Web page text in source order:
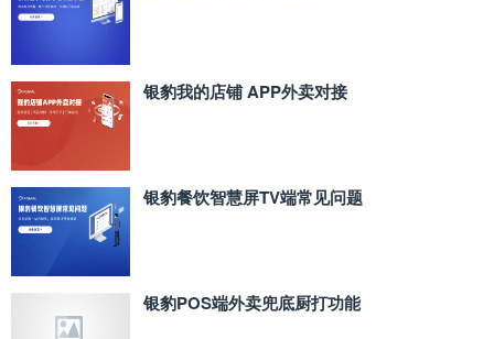
银豹我的店铺 APP外卖对接
银豹餐饮智慧屏TV端常见问题
银豹POS端外卖兜底厨打功能